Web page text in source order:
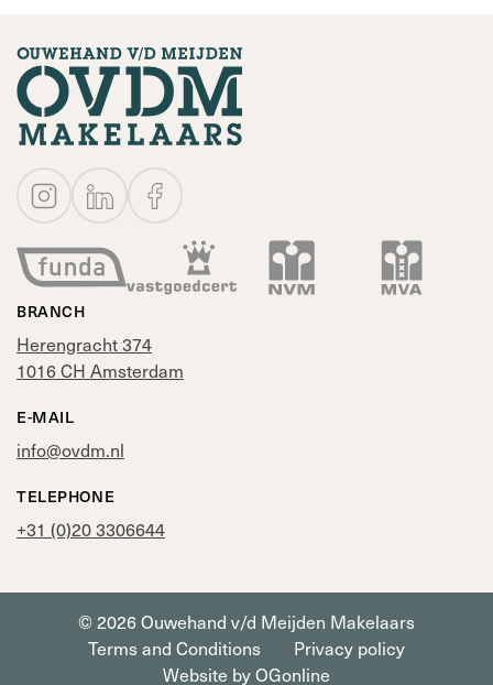
BRANCH
Herengracht 374
1016 CH Amsterdam
E-MAIL
info@ovdm.nl
TELEPHONE
+31 (0)20 3306644
© 2026 Ouwehand v/d Meijden Makelaars
Terms and Conditions
Privacy policy
Website by OGonline